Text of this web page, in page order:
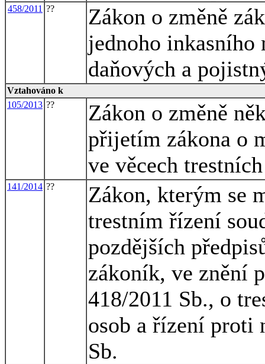
458/2011 ??
Zákon o změně
jednoho inkasního
daňových a
Vztahováno k
105/2013 ??
Zákon o změně
přijetím zákona o
ve věcech trestních
141/2014 ??
Zákon, kterým se
trestním řízení
pozdějších
zákoník, ve znění
418/2011 Sb., o
osob a řízení proti
Sb.